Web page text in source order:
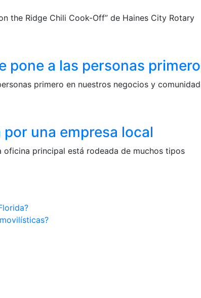
the Ridge Chili Cook-Off” de Haines City Rotary
pone a las personas primero
primero en nuestros negocios y
una empresa local
oficina principal está rodeada de muchos tipos